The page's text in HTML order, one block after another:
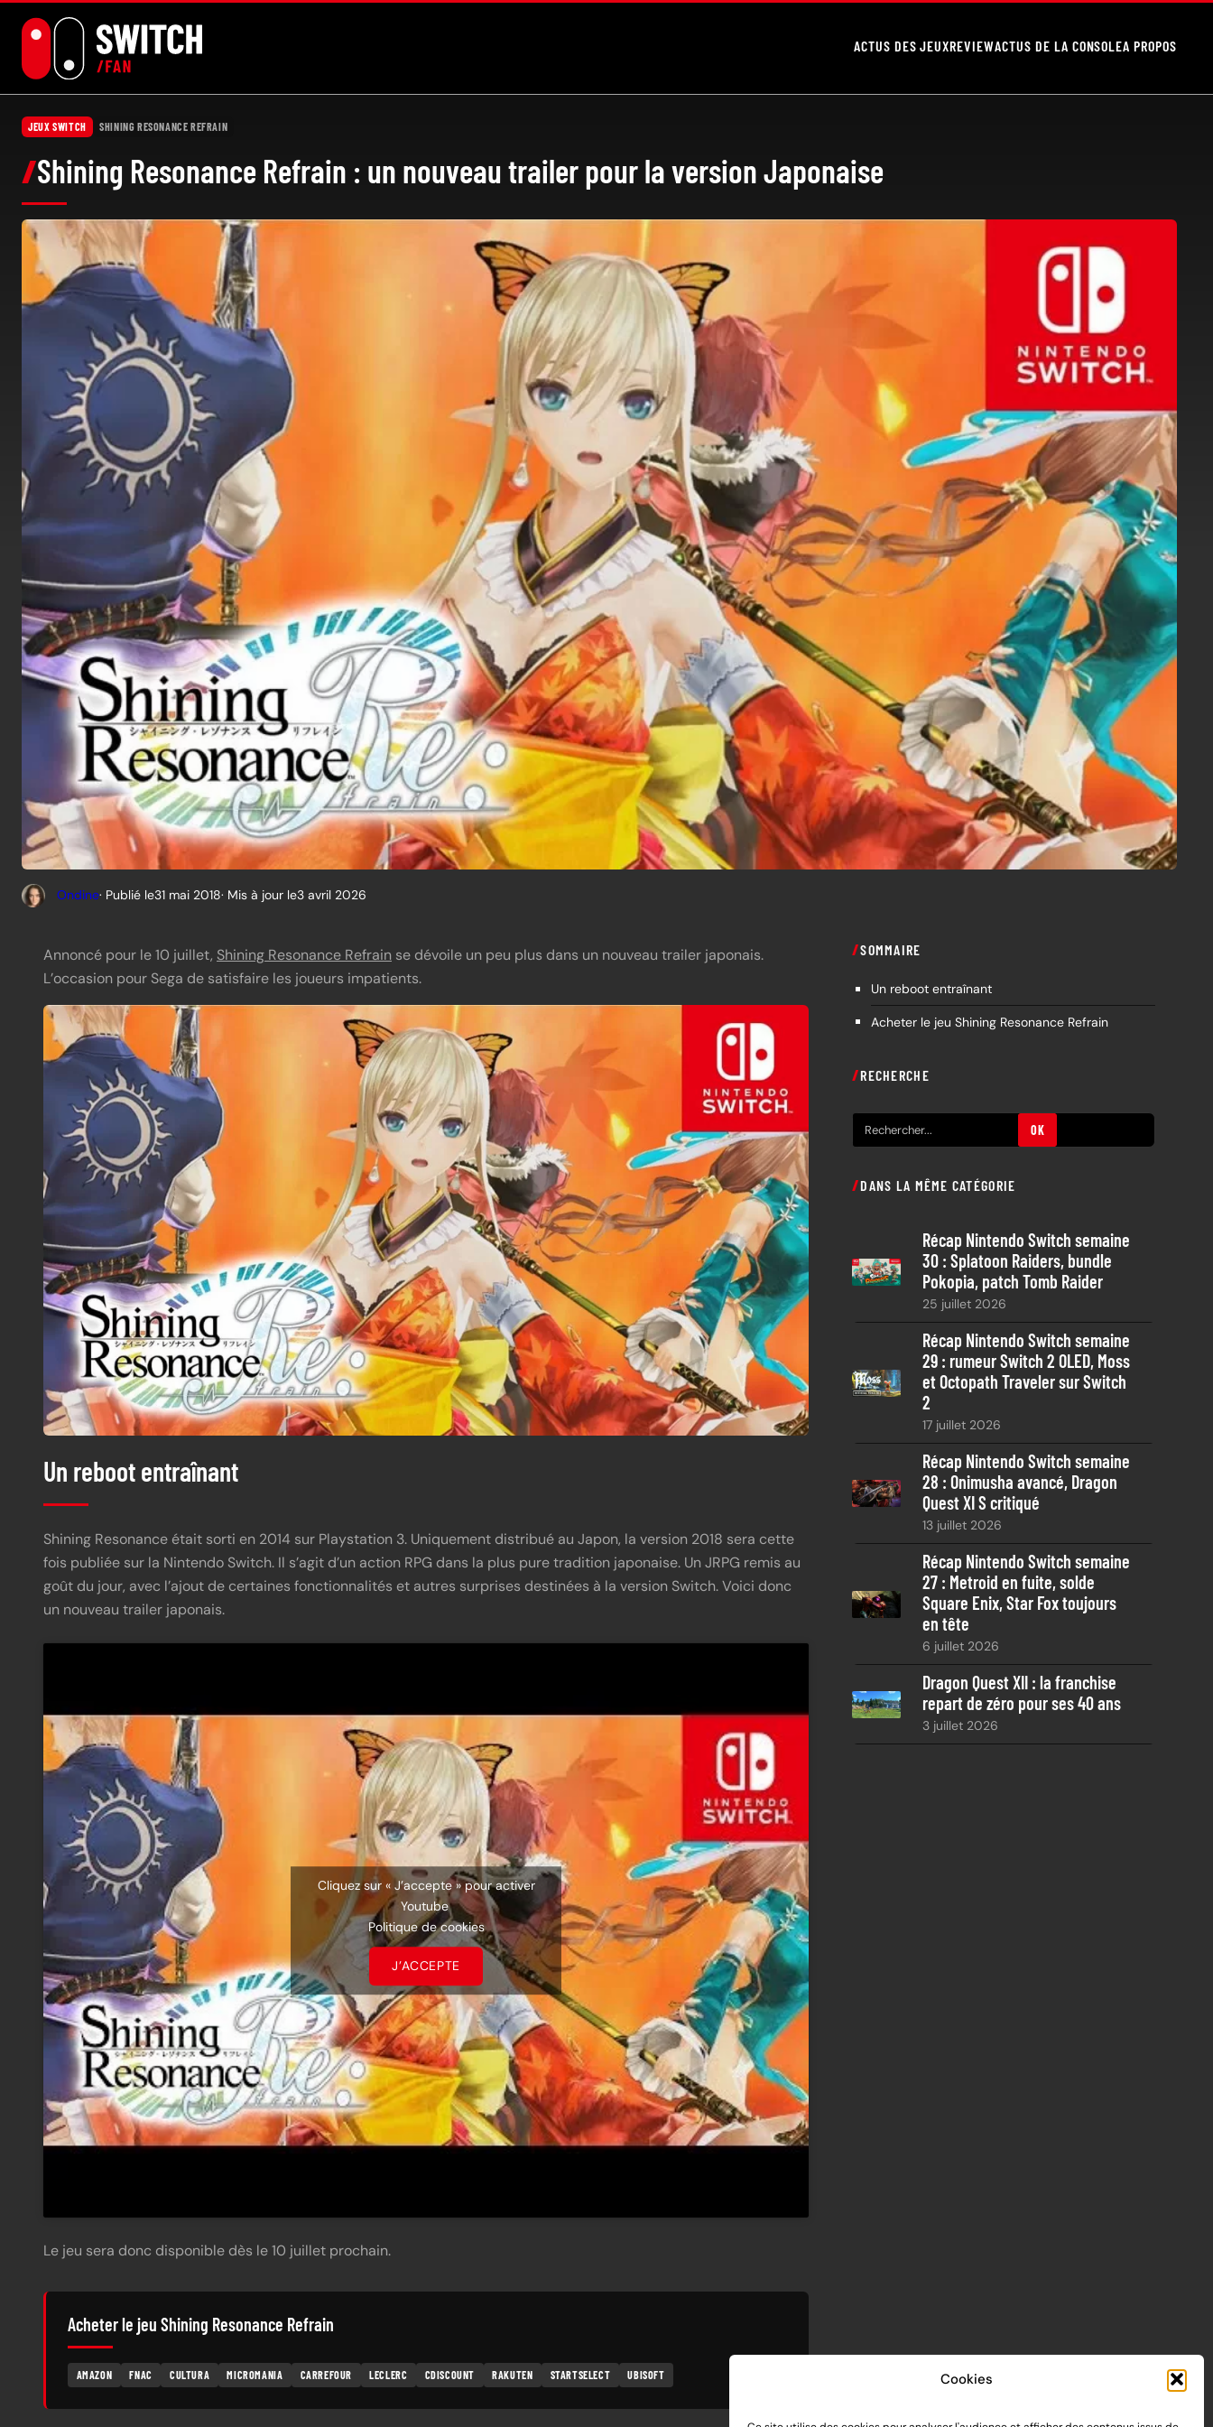
Cookies
ACTUS DES JEUXREVIEWACTUS DE LA CONSOLEA PROPOS
JEUX SWITCH SHINING RESONANCE REFRAIN
Shining Resonance Refrain : un nouveau trailer pour la version Japonaise
Ondine· Publié le31 mai 2018· Mis à jour le3 avril 2026
Annoncé pour le 10 juillet, Shining Resonance Refrain se dévoile un peu plus dans un nouveau trailer japonais.
L’occasion pour Sega de satisfaire les joueurs impatients.
Un reboot entraînant
Shining Resonance était sorti en 2014 sur Playstation 3. Uniquement distribué au Japon, la version 2018 sera cette
fois publiée sur la Nintendo Switch. Il s’agit d’un action RPG dans la plus pure tradition japonaise. Un JRPG remis au
goût du jour, avec l’ajout de certaines fonctionnalités et autres surprises destinées à la version Switch. Voici donc
un nouveau trailer japonais.
Cliquez sur « J’accepte » pour activer
Youtube
Politique de cookies
J’ACCEPTE
Le jeu sera donc disponible dès le 10 juillet prochain.
Acheter le jeu Shining Resonance Refrain
AMAZON FNAC CULTURA MICROMANIA CARREFOUR LECLERC CDISCOUNT RAKUTEN STARTSELECT UBISOFT
SOMMAIRE
Un reboot entraînant
Acheter le jeu Shining Resonance Refrain
RECHERCHE
e
h
c
h
OK
DANS LA MÊME CATÉGORIE
Récap Nintendo Switch semaine
30 : Splatoon Raiders, bundle
Pokopia, patch Tomb Raider
25 juillet 2026
Récap Nintendo Switch semaine
29 : rumeur Switch 2 OLED, Moss
et Octopath Traveler sur Switch
2
17 juillet 2026
Récap Nintendo Switch semaine
28 : Onimusha avancé, Dragon
Quest XI S critiqué
13 juillet 2026
Récap Nintendo Switch semaine
27 : Metroid en fuite, solde
Square Enix, Star Fox toujours
en tête
6 juillet 2026
Dragon Quest XII : la franchise
repart de zéro pour ses 40 ans
3 juillet 2026